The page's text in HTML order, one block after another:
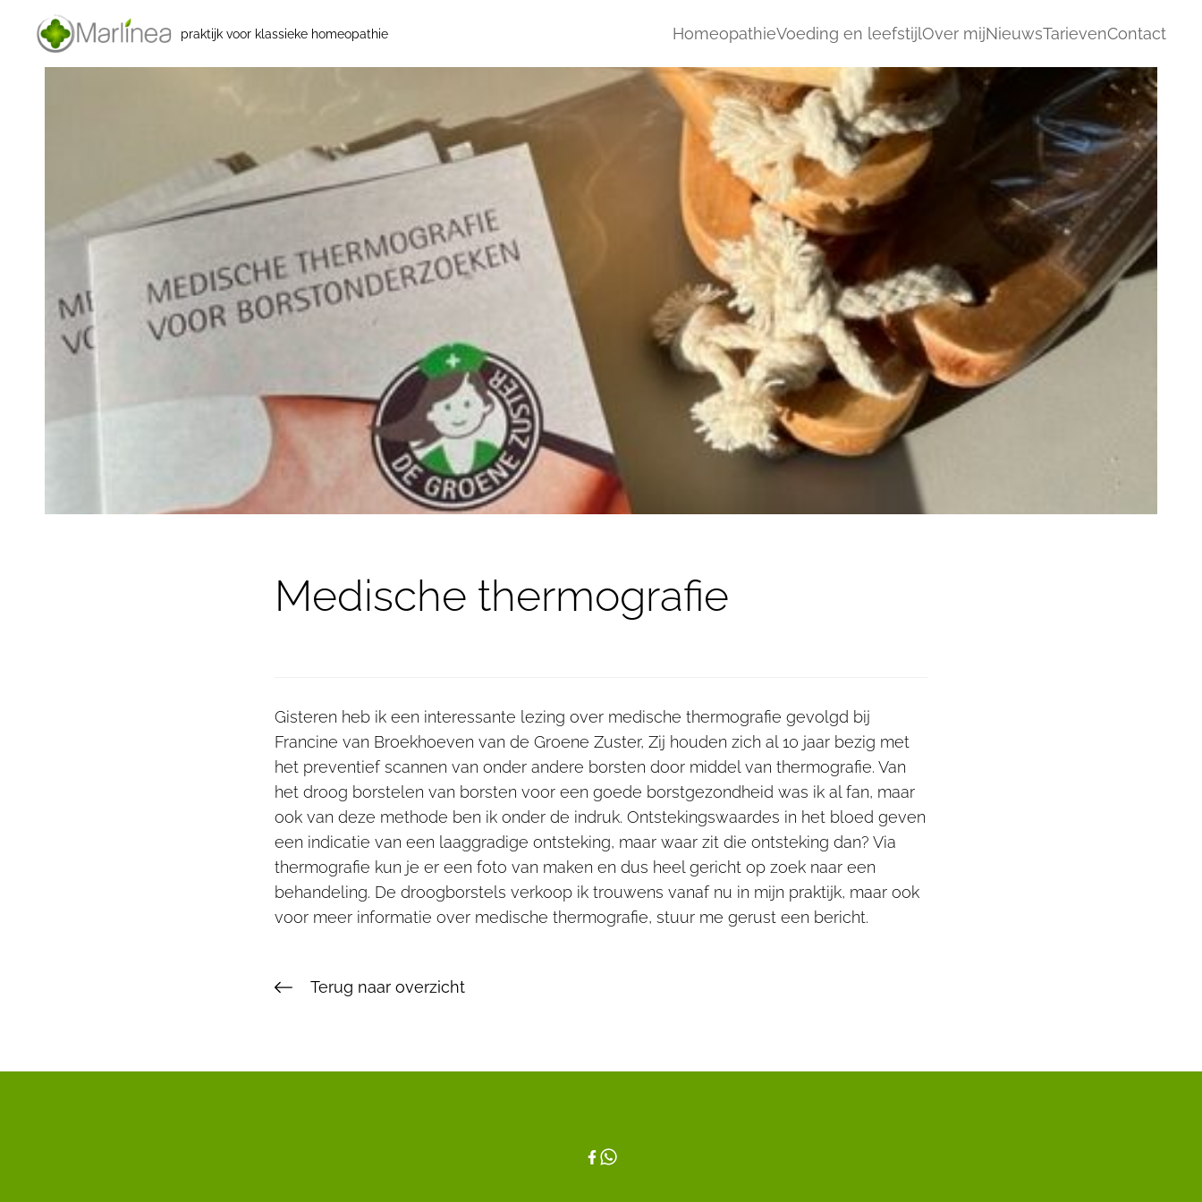
praktijk voor klassieke homeopathie HomeopathieVoeding en leefstijlOver mijNieuwsTarievenContact
Medische thermografie
Gisteren heb ik een interessante lezing over medische thermografie gevolgd bij
Francine van Broekhoeven van de Groene Zuster, Zij houden zich al 10 jaar bezig met
het preventief scannen van onder andere borsten door middel van thermografie. Van
het droog borstelen van borsten voor een goede borstgezondheid was ik al fan, maar
ook van deze methode ben ik onder de indruk. Ontstekingswaardes in het bloed geven
een indicatie van een laaggradige ontsteking, maar waar zit die ontsteking dan? Via
thermografie kun je er een foto van maken en dus heel gericht op zoek naar een
behandeling. De droogborstels verkoop ik trouwens vanaf nu in mijn praktijk, maar ook
voor meer informatie over medische thermografie, stuur me gerust een bericht.
Terug naar overzicht